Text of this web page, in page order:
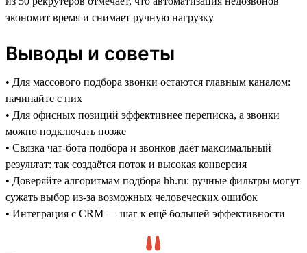
экономит время и снимает ручную нагрузку
Выводы и советы
• Для массового подбора звонки остаются главным каналом:
начинайте с них
• Для офисных позиций эффективнее переписка, а звонки
можно подключать позже
• Связка чат-бота подбора и звонков даёт максимальный
результат: так создаётся поток и высокая конверсия
• Доверяйте алгоритмам подбора hh.ru: ручные фильтры могут
сужать выбор из-за возможных человеческих ошибок
• Интеграция с CRM — шаг к ещё большей эффективности